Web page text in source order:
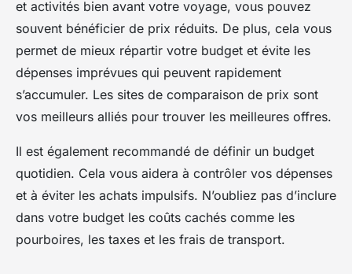
et activités bien avant votre voyage, vous pouvez
souvent bénéficier de prix réduits. De plus, cela vous
permet de mieux répartir votre budget et évite les
dépenses imprévues qui peuvent rapidement
s’accumuler. Les sites de comparaison de prix sont
vos meilleurs alliés pour trouver les meilleures offres.
Il est également recommandé de définir un budget
quotidien. Cela vous aidera à contrôler vos dépenses
et à éviter les achats impulsifs. N’oubliez pas d’inclure
dans votre budget les coûts cachés comme les
pourboires, les taxes et les frais de transport.